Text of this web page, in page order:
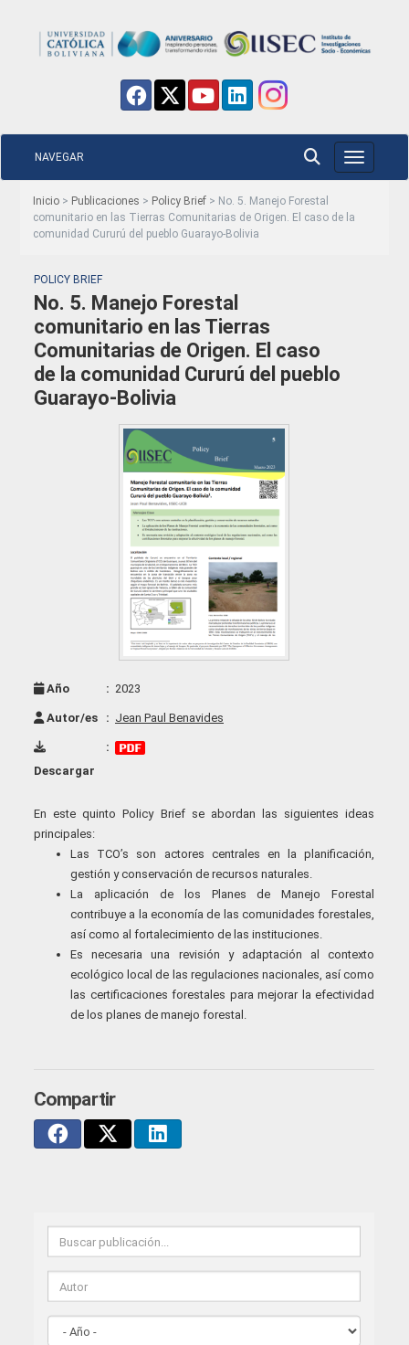
Toggle
NAVEGAR
Inicio > Publicaciones > Policy Brief > No. 5. Manejo Forestal
comunitario en las Tierras Comunitarias de Origen. El caso de la
comunidad Cururú del pueblo Guarayo-Bolivia
POLICY BRIEF
No. 5. Manejo Forestal
comunitario en las Tierras
Comunitarias de Origen. El caso
de la comunidad Cururú del pueblo
Guarayo-Bolivia
Año : 2023
Autor/es : Jean Paul Benavides
Descargar
:
En este quinto Policy Brief se abordan las siguientes ideas
principales:
Las TCO’s son actores centrales en la planificación,
gestión y conservación de recursos naturales.
La aplicación de los Planes de Manejo Forestal
contribuye a la economía de las comunidades forestales,
así como al fortalecimiento de las instituciones.
Es necesaria una revisión y adaptación al contexto
ecológico local de las regulaciones nacionales, así como
las certificaciones forestales para mejorar la efectividad
de los planes de manejo forestal.
Compartir